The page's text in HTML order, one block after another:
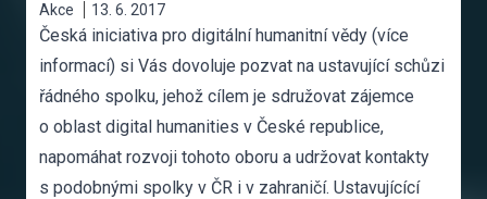
Akce 13. 6. 2017
Česká iniciativa pro digitální humanitní vědy (více
informací) si Vás dovoluje pozvat na ustavující schůzi
řádného spolku, jehož cílem je sdružovat zájemce
o oblast digital humanities v České republice,
napomáhat rozvoji tohoto oboru a udržovat kontakty
s podobnými spolky v ČR i v zahraničí. Ustavujícící